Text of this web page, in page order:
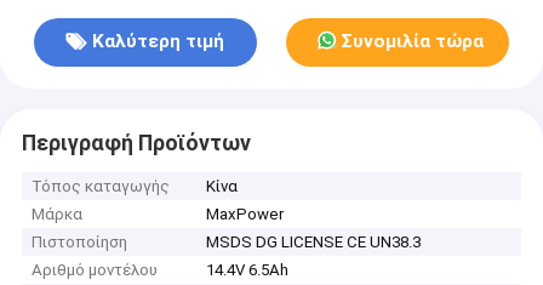
Καλύτερη τιμή Συνομιλία τώρα
Περιγραφή Προϊόντων
Τόπος καταγωγής
Κίνα
Μάρκα
MaxPower
Πιστοποίηση
MSDS DG LICENSE CE UN38.3
Αριθμό μοντέλου
14.4V 6.5Ah